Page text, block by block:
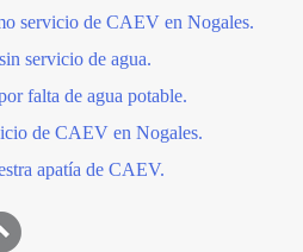
servicio de CAEV en Nogales.
servicio de agua.
falta de agua potable.
de CAEV en Nogales.
apatía de CAEV.